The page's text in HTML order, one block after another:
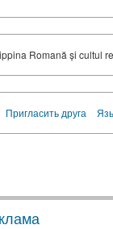
Romană și cultul
Пригласить друга